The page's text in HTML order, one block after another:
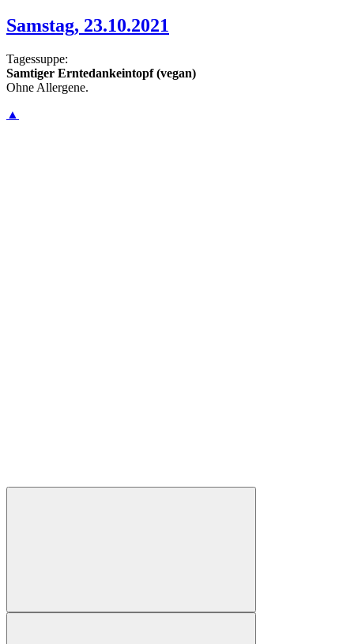
Samstag, 23.10.2021
Tagessuppe:
Samtiger Erntedankeintopf (vegan)
Ohne Allergene.
▲